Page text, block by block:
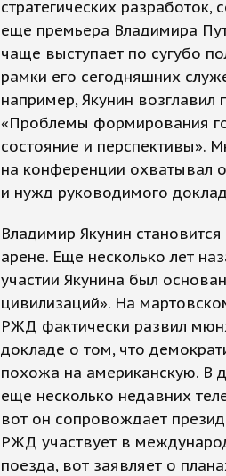
стратегических
еще премьера Владимира
чаще выступает по сугубо
рамки его сегодняшних
например, Якунин
«Проблемы формирования
состояние и перспективы».
на конференции охватывал
и нужд руководимого
Владимир Якунин
арене. Еще несколько лет
участии Якунина был
цивилизаций». На
РЖД фактически развил
докладе о том, что
похожа на американскую. В
еще несколько недавних
вот он сопровождает
РЖД участвует в
поезда, вот заявляет о